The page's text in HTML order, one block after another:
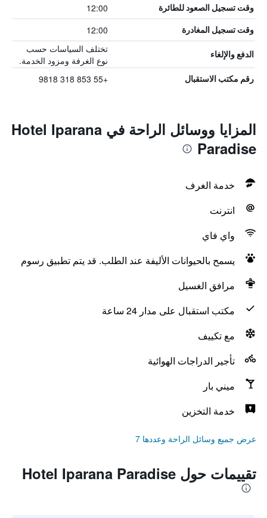
وقت تسجيل الصعود للطائرة 12:00
وقت تسجيل المغادرة 12:00
الدفع والإلغاء
تختلف السياسات حسب
نوع الغرفة ومزود الخدمة.
رقم مكتب الاستقبال +55 853 318 9818
المزايا ووسائل الراحة في Hotel Iparana
Paradise
خدمة الغرف
انترنت
واي فاي
يسمح بالحيوانات الأليفة عند الطلب. قد يتم تطبيق رسوم
مرافق الغسيل
مكتب استقبال على مدار 24 ساعة
مع تكييف
تأجير الدراجات الهوائية
ميني بار
خدمة التخزين
عرض جميع وسائل الراحة وعددها 7
تقييمات حول Hotel Iparana Paradise